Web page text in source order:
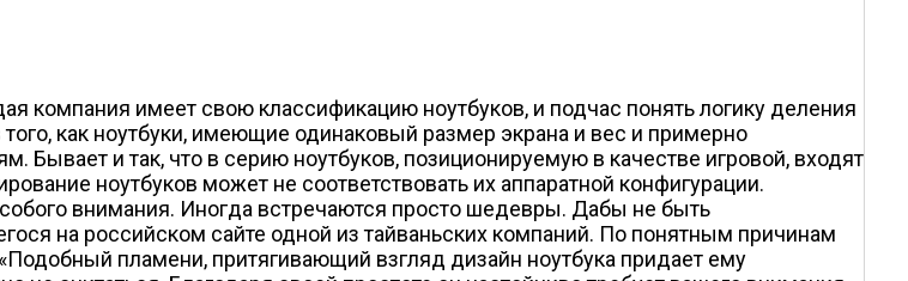
компания имеет свою классификацию ноутбуков, и подчас понять логику деления
как ноутбуки, имеющие одинаковый размер экрана и вес и примерно
и так, что в серию ноутбуков, позиционируемую в качестве игровой, входят
ноутбуков может не соответствовать их аппаратной конфигурации.
внимания. Иногда встречаются просто шедевры. Дабы не быть
на российском сайте одной из тайваньских компаний. По понятным причинам
пламени, притягивающий взгляд дизайн ноутбука придает ему